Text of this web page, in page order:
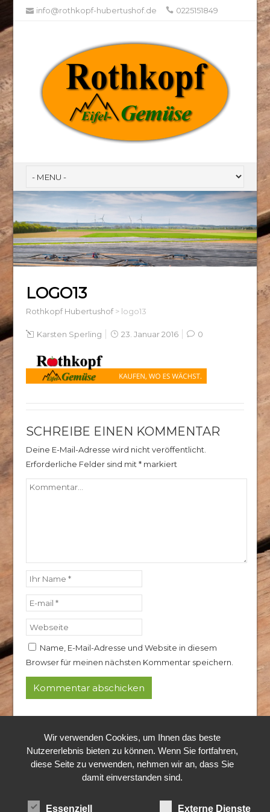
info@rothkopf-hubertushof.de 0225151849
LOGO13
Rothkopf Hubertushof> logo13
Karsten Sperling 23. Januar 2016 0
SCHREIBE EINEN KOMMENTAR
Deine E-Mail-Adresse wird nicht veröffentlicht.
Erforderliche Felder sind mit *markiert
Name, E-Mail-Adresse und Website in diesem
Browser für meinen nächsten Kommentar speichern.
Alle Rechte vorbehalten.
Wir verwenden Cookies, um Ihnen das beste
Nutzererlebnis bieten zu können. Wenn Sie fortfahren,
diese Seite zu verwenden, nehmen wir an, dass Sie
damit einverstanden sind.
Essenziell Externe Dienste